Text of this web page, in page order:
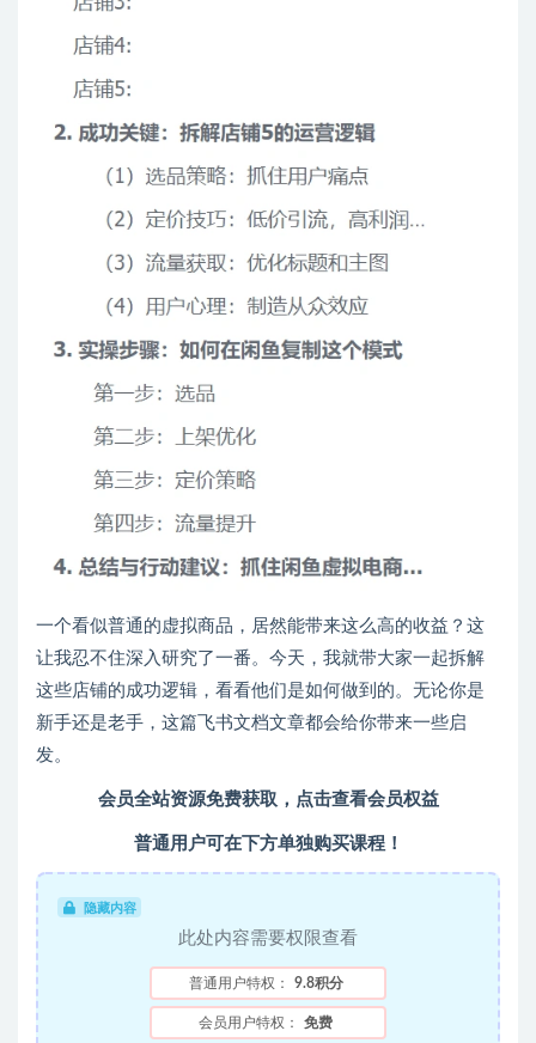
一个看似普通的虚拟商品，居然能带来这么高的收益？这
让我忍不住深入研究了一番。今天，我就带大家一起拆解
这些店铺的成功逻辑，看看他们是如何做到的。无论你是
新手还是老手，这篇飞书文档文章都会给你带来一些启
发。
会员全站资源免费获取，点击查看会员权益
普通用户可在下方单独购买课程！
隐藏内容
此处内容需要权限查看
普通用户特权： 9.8积分
会员用户特权： 免费